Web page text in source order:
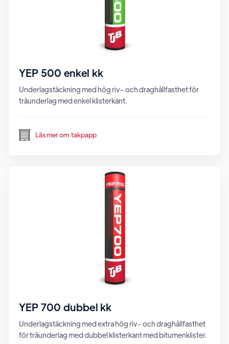
YEP 500 enkel kk
Underlagstäckning med hög riv- och draghållfasthet för
träunderlag med enkel klisterkant.
Läs mer om takpapp
YEP 700 dubbel kk
Underlagstäckning med extra hög riv- och draghållfasthet
för träunderlag med dubbel klisterkant med bitumenklister.